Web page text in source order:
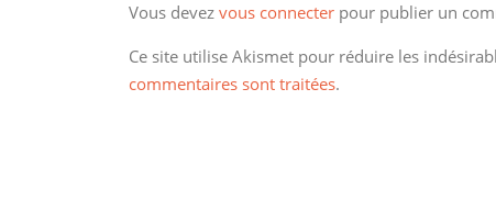
Vous devez vous connecter pour publier un
Ce site utilise Akismet pour réduire les
commentaires sont traitées.